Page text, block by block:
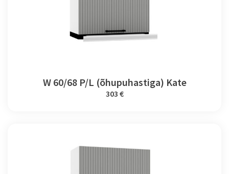
W 60/68 P/L (õhupuhastiga) Kate
303 €